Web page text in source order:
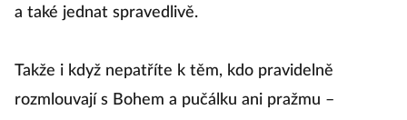
a také jednat spravedlivě.
Takže i když nepatříte k těm, kdo pravidelně
rozmlouvají s Bohem a pučálku ani pražmu –